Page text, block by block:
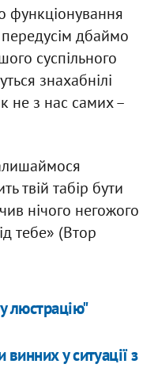
функціонування
передусім дбаймо
суспільного
знахабнілі
не з нас самих –
твій табір бути
нічого негожого
тебе» (Втор
люстрацію"
у ситуації з